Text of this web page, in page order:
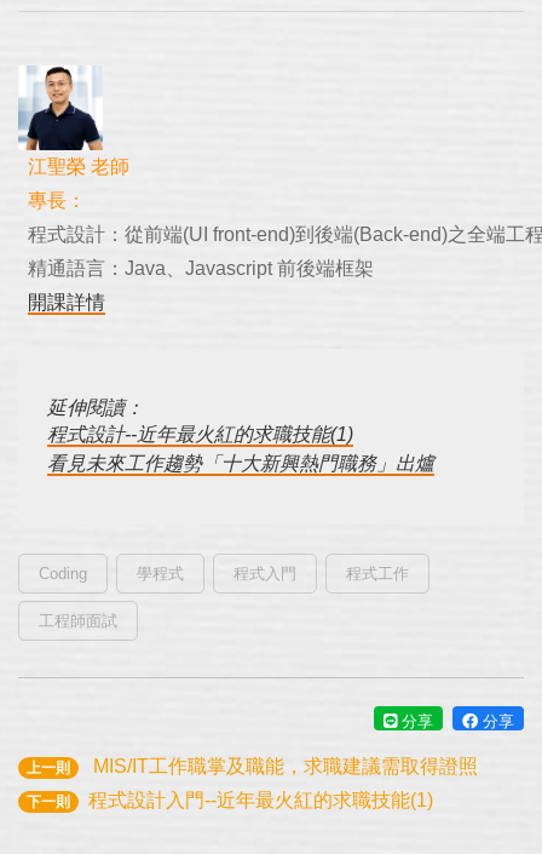
江聖榮 老師
專長：
程式設計：從前端(UI front-end)到後端(Back-end)之全端工
精通語言：Java、Javascript 前後端框架
開課詳情
延伸閱讀：
程式設計--近年最火紅的求職技能(1)
看見未來工作趨勢「十大新興熱門職務」出爐
Coding 學程式 程式入門 程式工作
工程師面試
上一則 MIS/IT工作職掌及職能，求職建議需取得證照
下一則 程式設計入門--近年最火紅的求職技能(1)
分享
分享